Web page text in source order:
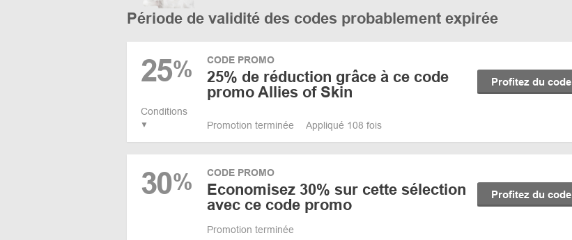
Période de validité des codes probablement expirée
25%
Conditions
CODE PROMO
25% de réduction grâce à ce code
promo Allies of Skin
Profitez du code
Promotion terminée Appliqué 108 fois
30% CODE PROMO
Economisez 30% sur cette sélection
avec ce code promo
Profitez du code
Promotion terminée